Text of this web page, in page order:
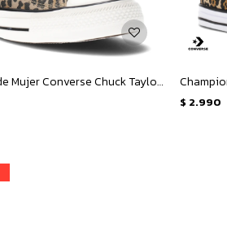
Championes de Mujer Converse Chuck Taylor All Star Hi Animal - Animal Print
$ 2.990